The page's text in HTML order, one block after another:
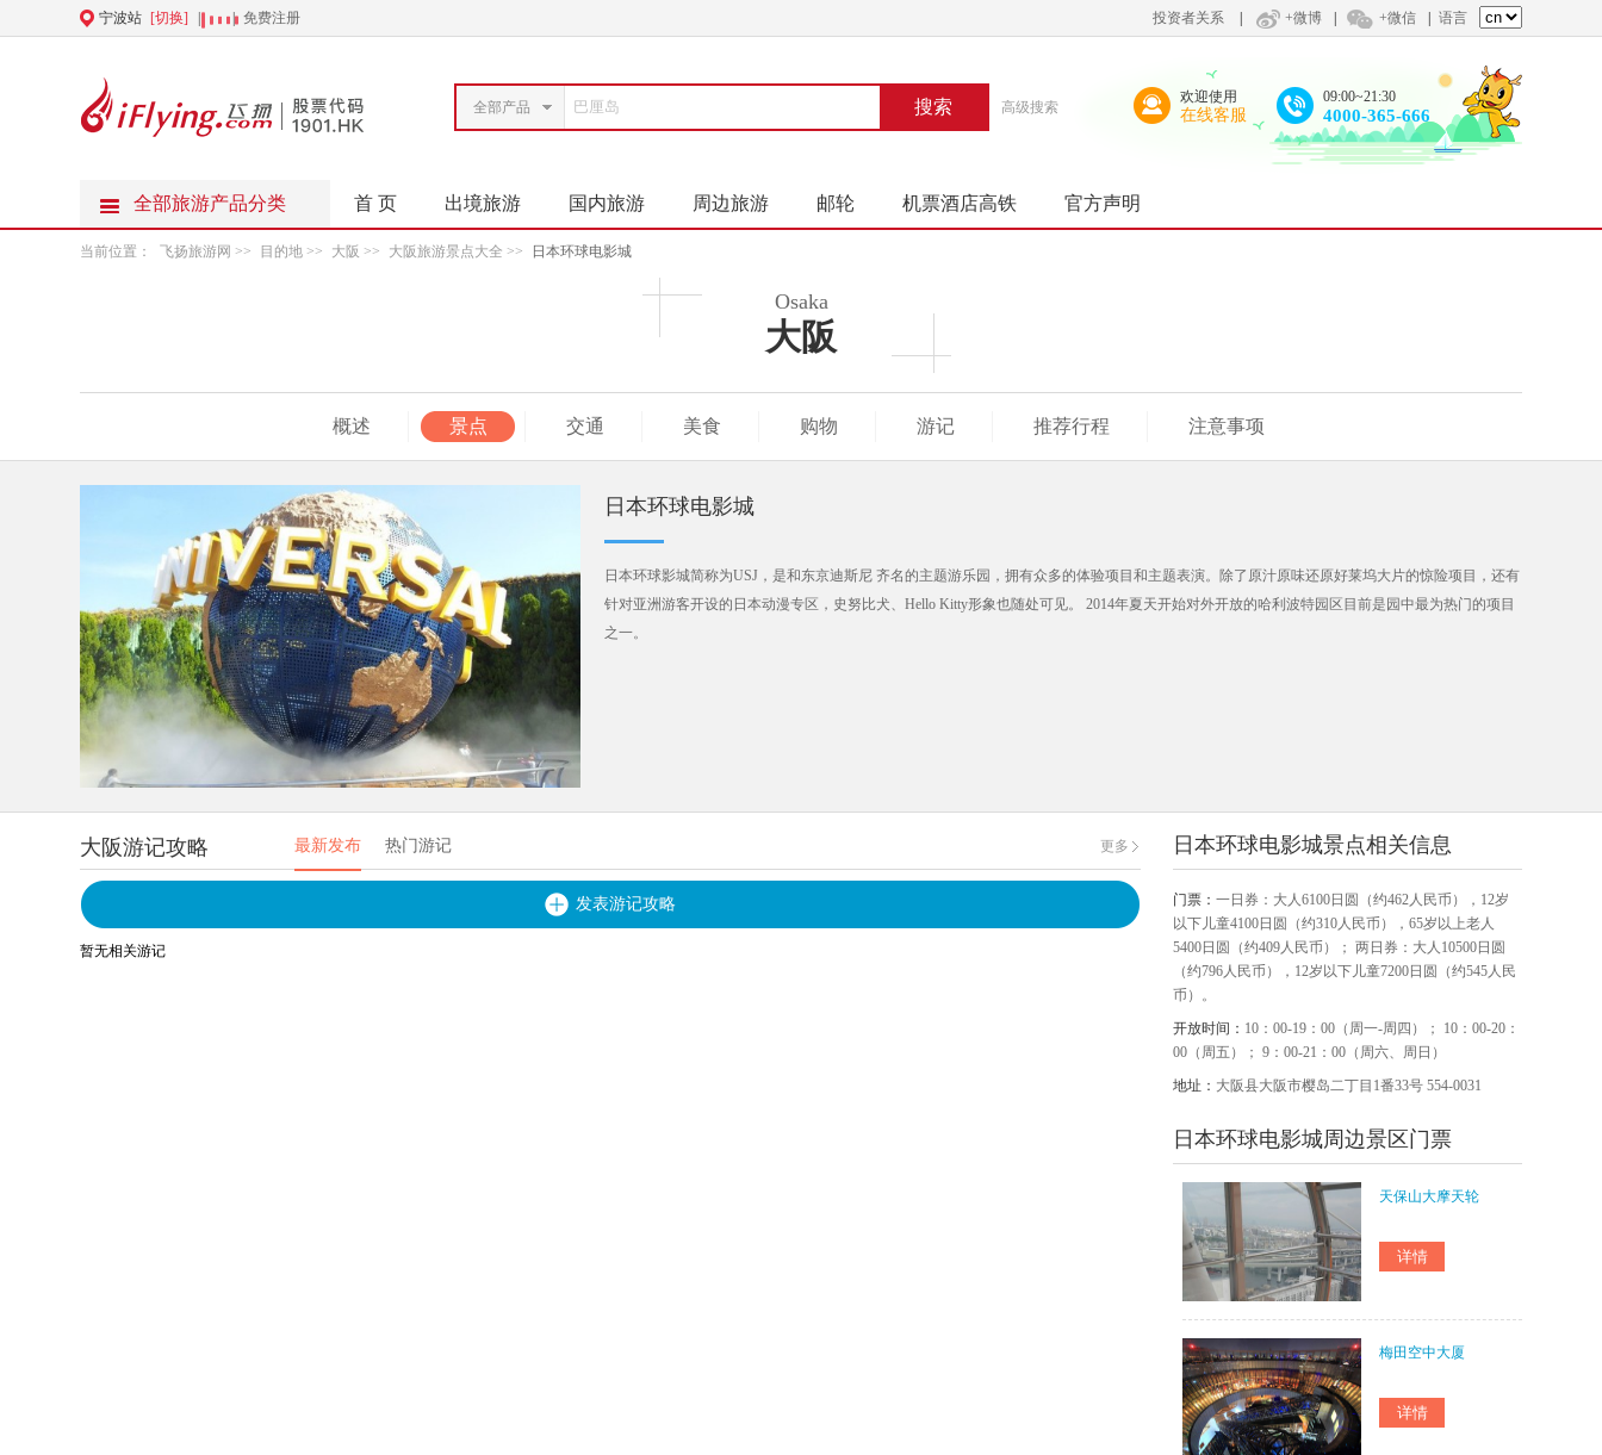
宁波站 [切换] | 免费注册 投资者关系 +微博 +微信 语言
全部产品 搜索 高级搜索
欢迎使用
在线客服
09:00~21:30
4000-365-666
全部旅游产品分类 首 页 出境旅游 国内旅游 周边旅游 邮轮 机票酒店高铁 官方声明
当前位置： 飞扬旅游网 >> 目的地 >> 大阪 >> 大阪旅游景点大全 >> 日本环球电影城
Osaka
大阪
概述 景点 交通 美食 购物 游记 推荐行程 注意事项
日本环球电影城
日本环球影城简称为USJ，是和东京迪斯尼 齐名的主题游乐园，拥有众多的体验项目和主题表演。除了原汁原味还原好莱坞大片的惊险项目，还有
针对亚洲游客开设的日本动漫专区，史努比犬、Hello Kitty形象也随处可见。 2014年夏天开始对外开放的哈利波特园区目前是园中最为热门的项目
之一。
大阪游记攻略 最新发布 热门游记 更多
发表游记攻略
暂无相关游记
日本环球电影城景点相关信息
门票： 一日券：大人6100日圆（约462人民币），12岁
以下儿童4100日圆（约310人民币），65岁以上老人
5400日圆（约409人民币）； 两日券：大人10500日圆
（约796人民币），12岁以下儿童7200日圆（约545人民
币）。
开放时间： 10：00-19：00（周一-周四）； 10：00-20：
00（周五）； 9：00-21：00（周六、周日）
地址： 大阪县大阪市樱岛二丁目1番33号 554-0031
日本环球电影城周边景区门票
天保山大摩天轮
梅田空中大厦